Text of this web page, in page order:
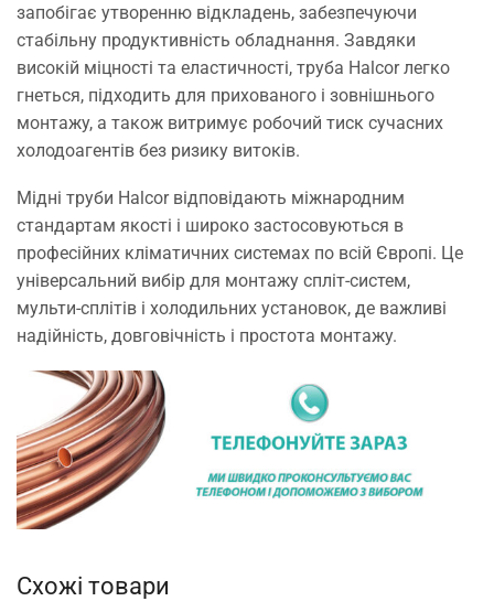
запобігає утворенню відкладень, забезпечуючи
стабільну продуктивність обладнання. Завдяки
високій міцності та еластичності, труба Halcor легко
гнеться, підходить для прихованого і зовнішнього
монтажу, а також витримує робочий тиск сучасних
холодоагентів без ризику витоків.
Мідні труби Halcor відповідають міжнародним
стандартам якості і широко застосовуються в
професійних кліматичних системах по всій Європі. Це
універсальний вибір для монтажу спліт-систем,
мульти-сплітів і холодильних установок, де важливі
надійність, довговічність і простота монтажу.
Схожі товари